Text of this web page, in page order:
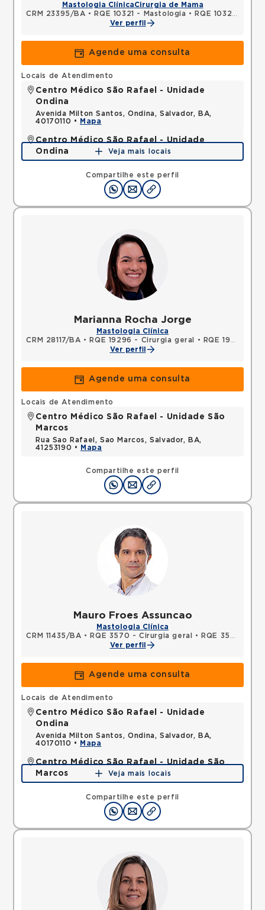
Mastologia ClínicaCirurgia de Mama
CRM 23395/BA • RQE 10321 - Mastologia •
RQE 10322 - Ginecologia e obstetrícia
Ver perfil
Agende uma consulta
Compartilhe este perfil
Locais de Atendimento
Centro Médico São Rafael - Unidade
Ondina
Avenida Milton Santos, Ondina, Salvador, BA,
40170110 •
Mapa
Centro Médico São Rafael - Unidade
Ondina
Avenida Milton Santos, Ondina, Salvador, BA,
Mapa
Veja mais locais
Marianna Rocha Jorge
Mastologia Clínica
CRM 28117/BA • RQE 19296 - Cirurgia geral •
RQE 19297 - Mastologia
Ver perfil
Agende uma consulta
Compartilhe este perfil
Locais de Atendimento
Centro Médico São Rafael - Unidade São
Marcos
Rua Sao Rafael, Sao Marcos, Salvador, BA,
41253190 •
Mapa
Mauro Froes Assuncao
Mastologia Clínica
CRM 11435/BA • RQE 3570 - Cirurgia geral •
RQE 3571 - Mastologia
Ver perfil
Agende uma consulta
Compartilhe este perfil
Locais de Atendimento
Centro Médico São Rafael - Unidade
Ondina
Avenida Milton Santos, Ondina, Salvador, BA,
40170110 •
Mapa
Centro Médico São Rafael - Unidade São
Marcos
Rua Sao Rafael, Sao Marcos, Salvador, BA,
Mapa
Veja mais locais